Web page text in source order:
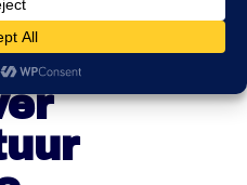
praat
der